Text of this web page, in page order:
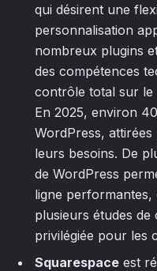
qui désirent une
personnalisation
nombreux plugins
des compétences
contrôle total sur le
En 2025, environ
WordPress,
leurs besoins. De
de WordPress
ligne performantes,
plusieurs études
privilégiée pour les
Squarespace est